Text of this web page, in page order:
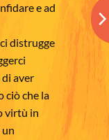
e ad
distrugge
aver
ciò che la
virtù in